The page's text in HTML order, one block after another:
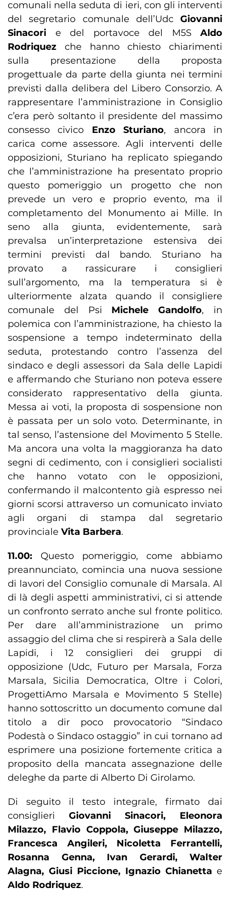
comunali nella seduta di ieri, con gli interventi
del segretario comunale dell’Udc Giovanni
Sinacori e del portavoce del M5S Aldo
Rodriquez che hanno chiesto chiarimenti
sulla presentazione della proposta
progettuale da parte della giunta nei termini
previsti dalla delibera del Libero Consorzio. A
rappresentare l’amministrazione in Consiglio
c’era però soltanto il presidente del massimo
consesso civico Enzo Sturiano, ancora in
carica come assessore. Agli interventi delle
opposizioni, Sturiano ha replicato spiegando
che l’amministrazione ha presentato proprio
questo pomeriggio un progetto che non
prevede un vero e proprio evento, ma il
completamento del Monumento ai Mille. In
seno alla giunta, evidentemente, sarà
prevalsa un’interpretazione estensiva dei
termini previsti dal bando. Sturiano ha
provato a rassicurare i consiglieri
sull’argomento, ma la temperatura si è
ulteriormente alzata quando il consigliere
comunale del Psi Michele Gandolfo, in
polemica con l’amministrazione, ha chiesto la
sospensione a tempo indeterminato della
seduta, protestando contro l’assenza del
sindaco e degli assessori da Sala delle Lapidi
e affermando che Sturiano non poteva essere
considerato rappresentativo della giunta.
Messa ai voti, la proposta di sospensione non
è passata per un solo voto. Determinante, in
tal senso, l’astensione del Movimento 5 Stelle.
Ma ancora una volta la maggioranza ha dato
segni di cedimento, con i consiglieri socialisti
che hanno votato con le opposizioni,
confermando il malcontento già espresso nei
giorni scorsi attraverso un comunicato inviato
agli organi di stampa dal segretario
provinciale Vita Barbera.
11.00: Questo pomeriggio, come abbiamo
preannunciato, comincia una nuova sessione
di lavori del Consiglio comunale di Marsala. Al
di là degli aspetti amministrativi, ci si attende
un confronto serrato anche sul fronte politico.
Per dare all’amministrazione un primo
assaggio del clima che si respirerà a Sala delle
Lapidi, i 12 consiglieri dei gruppi di
opposizione (Udc, Futuro per Marsala, Forza
Marsala, Sicilia Democratica, Oltre i Colori,
ProgettiAmo Marsala e Movimento 5 Stelle)
hanno sottoscritto un documento comune dal
titolo a dir poco provocatorio “Sindaco
Podestà o Sindaco ostaggio” in cui tornano ad
esprimere una posizione fortemente critica a
proposito della mancata assegnazione delle
deleghe da parte di Alberto Di Girolamo.
Di seguito il testo integrale, firmato dai
consiglieri Giovanni Sinacori, Eleonora
Milazzo, Flavio Coppola, Giuseppe Milazzo,
Francesca Angileri, Nicoletta Ferrantelli,
Rosanna Genna, Ivan Gerardi, Walter
Alagna, Giusi Piccione, Ignazio Chianetta e
Aldo Rodriquez.